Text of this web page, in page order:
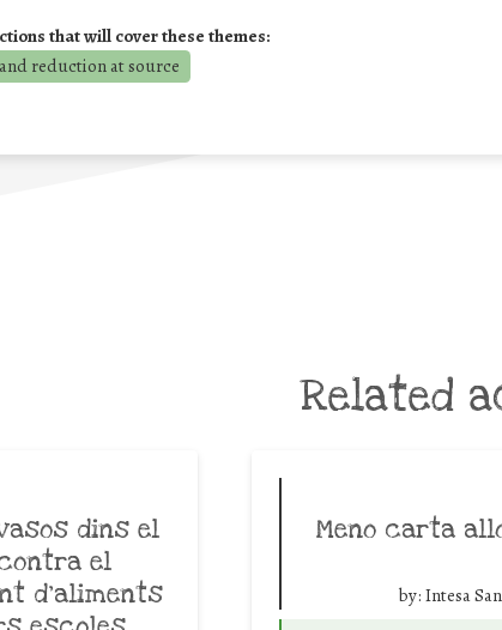
that will cover these themes:
reduction at source
Related
dins el
el
d’aliments
Meno carta
by: Intesa